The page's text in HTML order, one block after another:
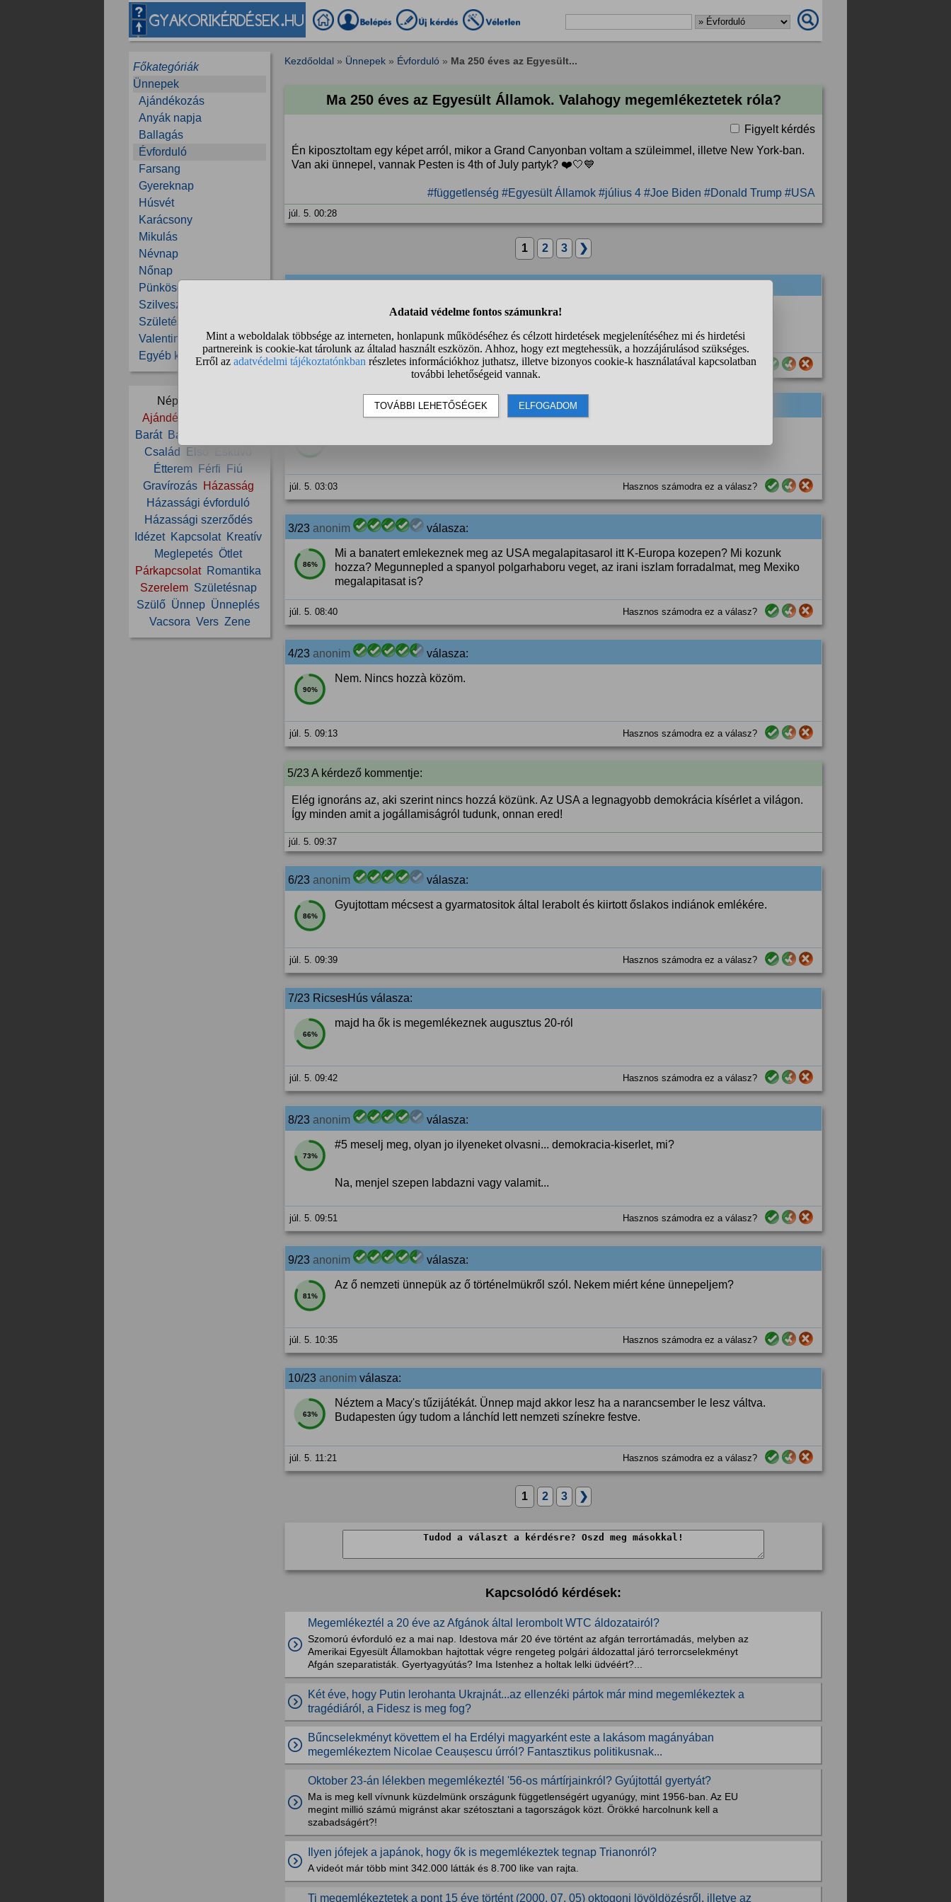
Főkategóriák
Ünnepek
Ajándékozás
Anyák napja
Ballagás
Évforduló
Farsang
Gyereknap
Húsvét
Karácsony
Mikulás
Névnap
Nőnap
Pünkösd
Szilveszter, Újév
Születésnap
Valentin nap
Egyéb kérdések
Népszerű témák:
Ajándék
Barát Barátnő
Család
Első
Étterem Férfi
Fiú
Gravírozás
Házasság
Házassági évforduló
Házassági szerződés
Idézet Kapcsolat Kreatív
Meglepetés Ötlet
Párkapcsolat Romantika
Szerelem Születésnap
Szülő Ünnep Ünneplés
Vacsora Vers Zene
Kezdőoldal » Ünnepek » Évforduló » Ma 250 éves az Egyesült...
Ma 250 éves az Egyesült Államok. Valahogy megemlékeztetek róla?
Figyelt kérdés
Én kiposztoltam egy képet arról, mikor a Grand Canyonban voltam a szüleimmel, illetve New York-ban.
Van aki ünnepel, vannak Pesten is 4th of July partyk? ❤️🤍💙
#függetlenség #Egyesült Államok #július 4 #Joe Biden #Donald Trump #USA
júl. 5. 00:28
1 2 3 ❯
A világ jobb hely lenne nélkülük.
júl. 5. 01:39 Hasznos számodra ez a válasz?
válasza:
júl. 5. 03:03 Hasznos számodra ez a válasz?
3/23 anonim válasza:
86%
Mi a banatert emlekeznek meg az USA megalapitasarol itt K-Europa kozepen? Mi kozunk
hozza? Megunnepled a spanyol polgarhaboru veget, az irani iszlam forradalmat, meg Mexiko
megalapitasat is?
júl. 5. 08:40 Hasznos számodra ez a válasz?
4/23 anonim válasza:
90%
Nem. Nincs hozzà közöm.
júl. 5. 09:13 Hasznos számodra ez a válasz?
5/23 A kérdező kommentje:
Elég ignoráns az, aki szerint nincs hozzá közünk. Az USA a legnagyobb demokrácia kísérlet a világon.
Így minden amit a jogállamiságról tudunk, onnan ered!
júl. 5. 09:37
6/23 anonim válasza:
86%
Gyujtottam mécsest a gyarmatositok által lerabolt és kiirtott őslakos indiánok emlékére.
júl. 5. 09:39 Hasznos számodra ez a válasz?
7/23 RicsesHús válasza:
66%
majd ha ők is megemlékeznek augusztus 20-ról
júl. 5. 09:42 Hasznos számodra ez a válasz?
8/23 anonim válasza:
73%
#5 meselj meg, olyan jo ilyeneket olvasni... demokracia-kiserlet, mi?
Na, menjel szepen labdazni vagy valamit...
júl. 5. 09:51 Hasznos számodra ez a válasz?
9/23 anonim válasza:
81%
Az ő nemzeti ünnepük az ő történelmükről szól. Nekem miért kéne ünnepeljem?
júl. 5. 10:35 Hasznos számodra ez a válasz?
10/23 anonim válasza:
63%
Néztem a Macy's tűzijátékát. Ünnep majd akkor lesz ha a narancsember le lesz váltva.
Budapesten úgy tudom a lánchíd lett nemzeti színekre festve.
júl. 5. 11:21 Hasznos számodra ez a válasz?
1 2 3 ❯
Kapcsolódó kérdések:
Megemlékeztél a 20 éve az Afgánok által lerombolt WTC áldozatairól?
Szomorú évforduló ez a mai nap. Idestova már 20 éve történt az afgán terrortámadás, melyben az
Amerikai Egyesült Államokban hajtottak végre rengeteg polgári áldozattal járó terrorcselekményt
Afgán szeparatisták. Gyertyagyútás? Ima Istenhez a holtak lelki üdvéért?...
Két éve, hogy Putin lerohanta Ukrajnát...az ellenzéki pártok már mind megemlékeztek a
tragédiáról, a Fidesz is meg fog?
Bűncselekményt követtem el ha Erdélyi magyarként este a lakásom magányában
megemlékeztem Nicolae Ceaușescu úrról? Fantasztikus politikusnak...
Oktober 23-án lélekben megemlékeztél '56-os mártírjainkról? Gyújtottál gyertyát?
Ma is meg kell vívnunk küzdelmünk országunk függetlenségért ugyanúgy, mint 1956-ban. Az EU
megint millió számú migránst akar szétosztani a tagországok közt. Örökké harcolnunk kell a
szabadságért?!
Ilyen jófejek a japánok, hogy ők is megemlékeztek tegnap Trianonról?
A videót már több mint 342.000 látták és 8.700 like van rajta.
Ti megemlékeztetek a pont 15 éve történt (2000. 07. 05) oktogoni lövöldözésről, illetve az